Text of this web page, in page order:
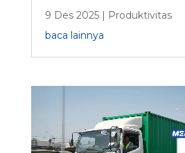
9 Des 2025| Produktivitas
baca lainnya